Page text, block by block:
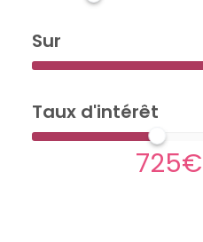
Sur
Taux d'intérêt
725€